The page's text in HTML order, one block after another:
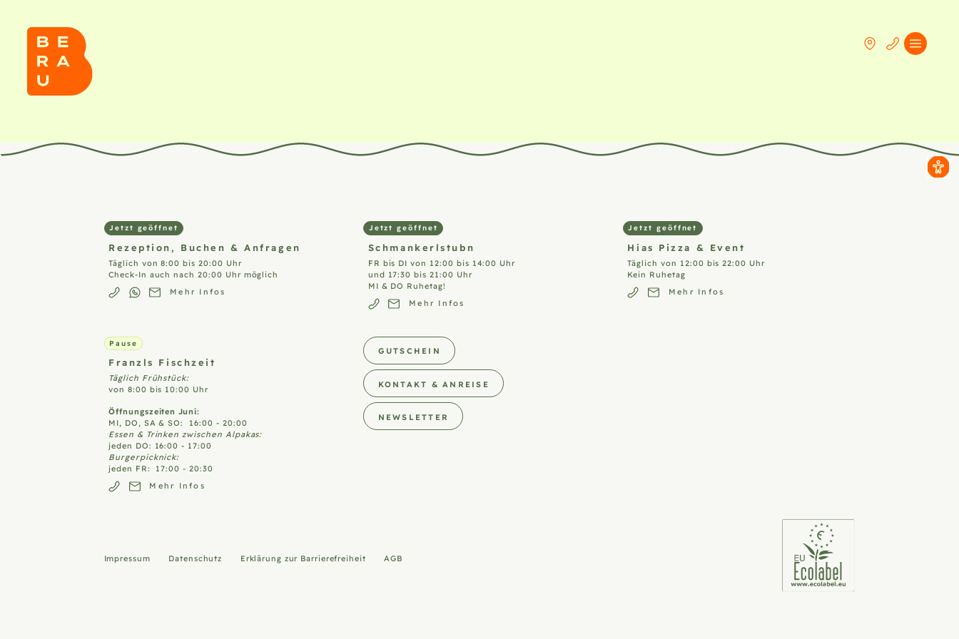
Rezeption, Buchen & Anfragen
Jetzt geöffnet
Täglich von 8:00 bis 20:00 Uhr
Check-In auch nach 20:00 Uhr möglich
Mehr Infos
Schmankerlstubn
Jetzt geöffnet
FR bis DI von 12:00 bis 14:00 Uhr
und 17:30 bis 21:00 Uhr
MI & DO Ruhetag!
Mehr Infos
Hias Pizza & Event
Jetzt geöffnet
Täglich von 12:00 bis 22:00 Uhr
Kein Ruhetag
Mehr Infos
Franzls Fischzeit
Pause
Täglich Frühstück:
von 8:00 bis 10:00 Uhr
Öffnungszeiten Juni:
MI, DO, SA & SO: 16:00 - 20:00
Essen & Trinken zwischen Alpakas:
jeden DO: 16:00 - 17:00
Burgerpicknick:
jeden FR: 17:00 - 20:30
Mehr Infos
GUTSCHEIN
KONTAKT & ANREISE
NEWSLETTER
Impressum Datenschutz Erklärung zur Barrierefreiheit AGB